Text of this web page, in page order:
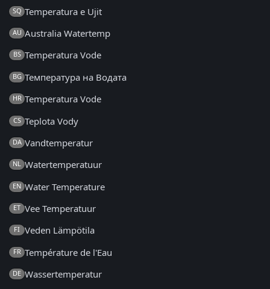
SQ Temperatura e Ujit
AU Australia Watertemp
BS Temperatura Vode
BG Температура на Водата
HR Temperatura Vode
CS Teplota Vody
DA Vandtemperatur
NL Watertemperatuur
EN Water Temperature
ET Vee Temperatuur
FI Veden Lämpötila
FR Température de l'Eau
DE Wassertemperatur